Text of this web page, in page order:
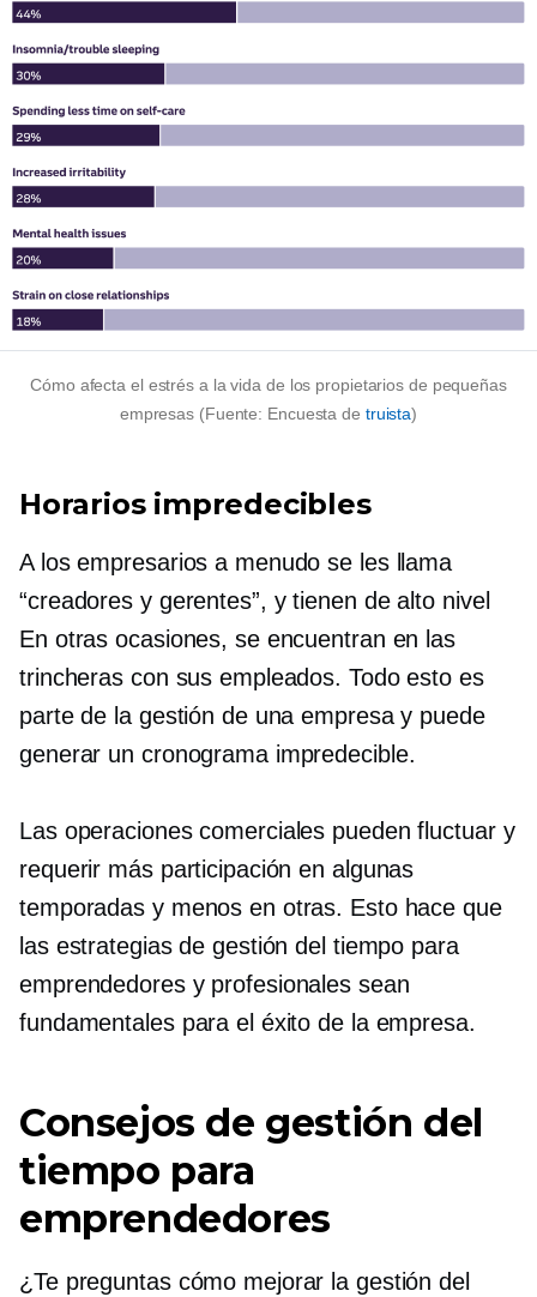
Cómo afecta el estrés a la vida de los propietarios de pequeñas
empresas (Fuente: Encuesta de truista)
Horarios impredecibles
A los empresarios a menudo se les llama
“creadores y gerentes”, y tienen de alto nivel
En otras ocasiones, se encuentran en las
trincheras con sus empleados. Todo esto es
parte de la gestión de una empresa y puede
generar un cronograma impredecible.
Las operaciones comerciales pueden fluctuar y
requerir más participación en algunas
temporadas y menos en otras. Esto hace que
las estrategias de gestión del tiempo para
emprendedores y profesionales sean
fundamentales para el éxito de la empresa.
Consejos de gestión del
tiempo para
emprendedores
¿Te preguntas cómo mejorar la gestión del